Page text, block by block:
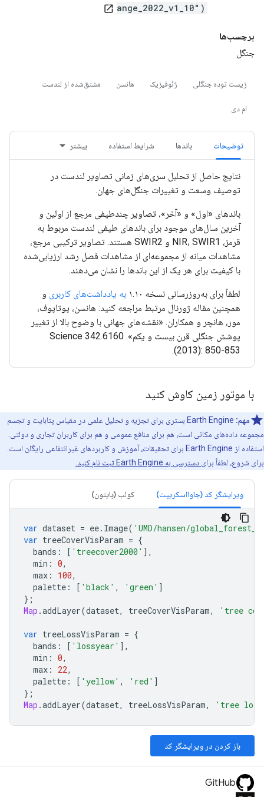
ange_2022_v1_10")
open_in_new
برچسب‌ها
جنگل
زیست توده جنگلی ژئوفیزیک هانسن مشتق‌شده از لندست
ام دی
توضیحات باندها شرایط استفاده بیشتر
نتایج حاصل از تحلیل سری‌های زمانی تصاویر لندست در
توصیف وسعت و تغییرات جنگل‌های جهان.
باندهای «اول» و «آخر»، تصاویر چندطیفی مرجع از اولین و
آخرین سال‌های موجود برای باندهای طیفی لندست مربوط به
قرمز، NIR، SWIR1 و SWIR2 هستند. تصاویر ترکیبی مرجع،
مشاهدات میانه از مجموعه‌ای از مشاهدات فصل رشد ارزیابی‌شده
با کیفیت برای هر یک از این باندها را نشان می‌دهند.
لطفاً برای به‌روزرسانی نسخه ۱.۱۰ به یادداشت‌های کاربری و
همچنین مقاله ژورنال مرتبط مراجعه کنید: هانسن، پوتاپوف،
مور، هانچر و همکاران. «نقشه‌های جهانی با وضوح بالا از تغییر
پوشش جنگلی قرن بیست و یکم». Science 342.6160
(2013): 850-853.
با موتور زمین کاوش کنید
مهم:
Earth Engine بستری برای تجزیه و تحلیل علمی در مقیاس پتابایت و تجسم
مجموعه داده‌های مکانی است، هم برای منافع عمومی و هم برای کاربران تجاری و دولتی.
استفاده از Earth Engine برای تحقیقات، آموزش و کاربردهای غیرانتفاعی رایگان است.
برای شروع، لطفاً برای دسترسی به Earth Engine ثبت نام کنید.
ویرایشگر کد (جاوااسکریپت) کولب (پایتون)
var dataset = ee. Image( 'UMD/hansen/
var treeCoverVisParam = {
bands : [ 'treecover2000' ],
min : 0,
max : 100,
palette : [ 'black' , 'green' ]
};
Map .addLayer(dataset, treeCoverVisParam, 'tree
var treeLossVisParam = {
bands : [ 'lossyear' ],
min : 0,
max : 22,
palette : [ 'yellow' , 'red' ]
};
Map .addLayer(dataset, treeLossVisParam, 'tree
باز کردن در ویرایشگر کد
GitHub